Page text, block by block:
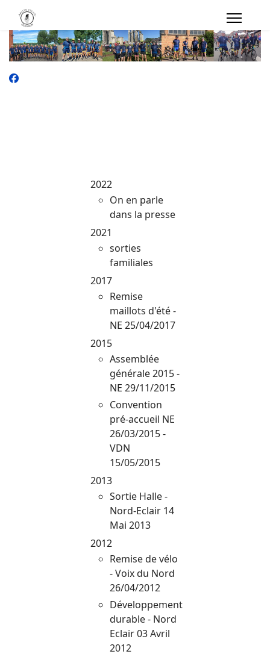
2022
On en parle
dans la presse
2021
sorties
familiales
2017
Remise
maillots d'été -
NE 25/04/2017
2015
Assemblée
générale 2015 -
NE 29/11/2015
Convention
pré-accueil NE
26/03/2015 -
VDN
15/05/2015
2013
Sortie Halle -
Nord-Eclair 14
Mai 2013
2012
Remise de vélo
- Voix du Nord
26/04/2012
Développement
durable - Nord
Eclair 03 Avril
2012